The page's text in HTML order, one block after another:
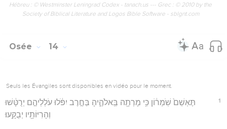
Hébreu : © Westminster Leningrad Codex - tanach.us --- Grec : © 2010 by the
Society of Biblical Literature and Logos Bible Software - sblgnt.com
Osée 14
Seuls les Évangiles sont disponibles en vidéo pour le moment.
1
תֶּאְשַׁם֙ שֹֽׁמְר֔וֹן כִּ֥י מָרְתָ֖ה בֵּֽאלֹהֶ֑יהָ בַּחֶ֣רֶב יִפֹּ֔לוּ עֹלְלֵיהֶ֣ם יְרֻטָּ֔שׁוּ
וְהָרִיּוֹתָ֖יו יְבֻקָּֽעוּ׃